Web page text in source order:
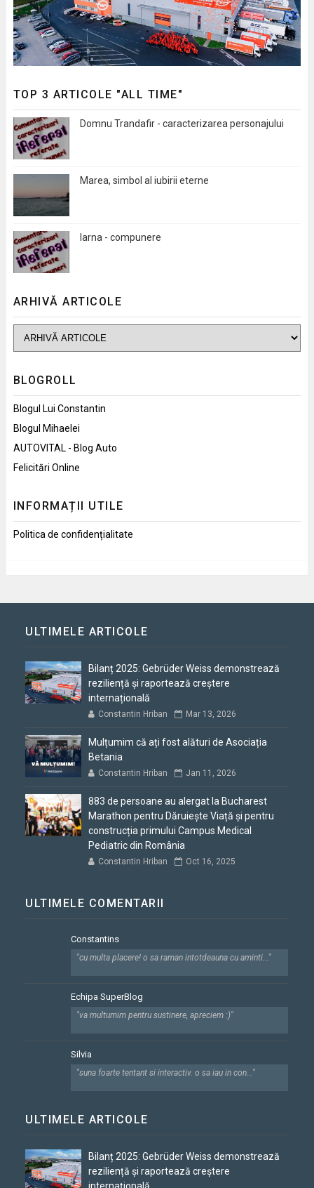
TOP 3 ARTICOLE "ALL TIME"
Domnu Trandafir - caracterizarea personajului
Marea, simbol al iubirii eterne
Iarna - compunere
ARHIVĂ ARTICOLE
BLOGROLL
Blogul Lui Constantin
Blogul Mihaelei
AUTOVITAL - Blog Auto
Felicitări Online
INFORMAȚII UTILE
Politica de confidențialitate
ULTIMELE ARTICOLE
Bilanț 2025: Gebrüder Weiss demonstrează
reziliență și raportează creștere
internațională
Constantin Hriban Mar 13, 2026
Mulțumim că ați fost alături de Asociația
Betania
Constantin Hriban Jan 11, 2026
883 de persoane au alergat la Bucharest
Marathon pentru Dăruiește Viață și pentru
construcția primului Campus Medical
Pediatric din România
Constantin Hriban Oct 16, 2025
ULTIMELE COMENTARII
Constantins
"cu multa placere! o sa raman intotdeauna cu aminti..."
Echipa SuperBlog
"va multumim pentru sustinere, apreciem :)"
Silvia
"suna foarte tentant si interactiv. o sa iau in con..."
ULTIMELE ARTICOLE
Bilanț 2025: Gebrüder Weiss demonstrează
reziliență și raportează creștere